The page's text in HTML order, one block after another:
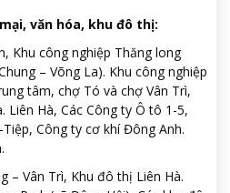
văn hóa, khu đô thị:
Khu công nghiệp Thăng long
– Võng La). Khu công nghiệp
tâm, chợ Tó và chợ Vân Trì,
Liên Hà, Các Công ty Ô tô 1-5,
Công ty cơ khí Đông Anh.
– Vân Trì, Khu đô thị Liên Hà.